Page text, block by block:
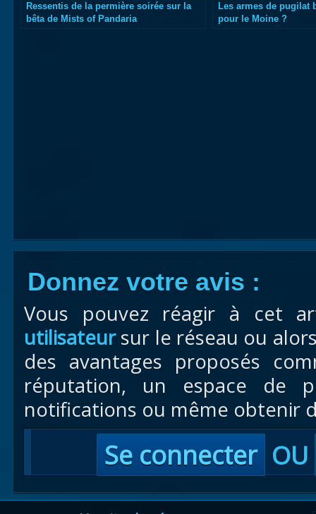
Ressentis de la permière soirée sur la
bêta de Mists of Pandaria
Les armes de pugilat
pour le Moine ?
Donnez votre avis :
Vous pouvez réagir à cet
utilisateursur le réseau ou
des avantages proposés
réputation, un espace de
notifications ou même obtenir
Se connecter OU